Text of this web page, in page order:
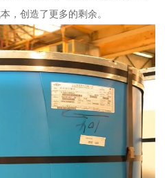
，创造了更多的剩余。